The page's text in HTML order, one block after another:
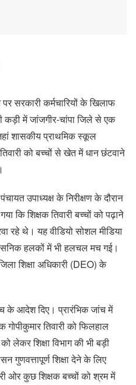
सरकारी कर्मचारियों के खिलाफ
कड़ी में जांजगीर-चांपा जिले से एक
शासकीय प्राथमिक स्कूल
को बच्चों से खेत में धान छंटवाने
उपाध्यक्ष के निरीक्षण के दौरान
कि शिक्षक तिवारी बच्चों को पढ़ाने
रहे थे। यह वीडियो सोशल मीडिया
हलकों में भी हलचल मच गई।
शिक्षा अधिकारी (DEO) के
के आदेश दिए। प्रारंभिक जांच में
तिवारी को फिलहाल
लेकर शिक्षा विभाग की भी बड़ी
गुणवत्तापूर्ण शिक्षा देने के लिए
ओर कुछ शिक्षक बच्चों को श्रम में